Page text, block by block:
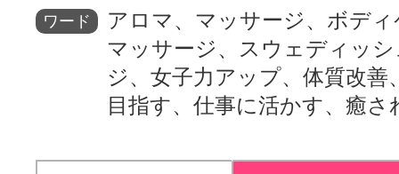
ワード
アロマ、マッサージ、ボデ
マッサージ、スウェディッ
ジ、女子力アップ、体質改善
目指す、仕事に活かす、癒さ